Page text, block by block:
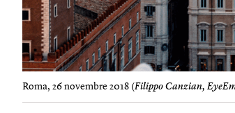
Roma, 26 novembre 2018 (Filippo Canzian,